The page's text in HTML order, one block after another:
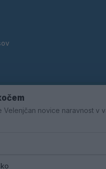
Velenjčan novice naravnost v